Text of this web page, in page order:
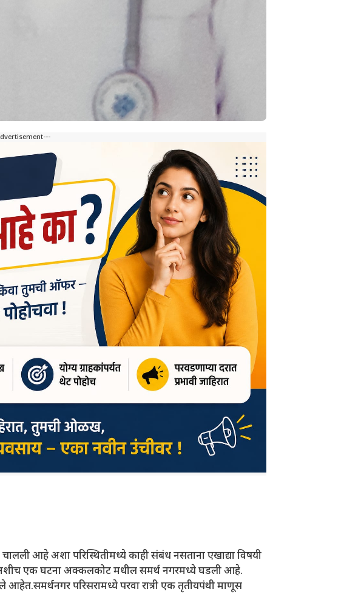
आहे अशा परिस्थितीमध्ये काही संबंध नसताना एखाद्या विषयी
अशीच एक घटना अक्कलकोट मधील समर्थ नगरमध्ये घडली आहे.
आहेत.समर्थनगर परिसरामध्ये परवा रात्री एक तृतीयपंथी माणूस